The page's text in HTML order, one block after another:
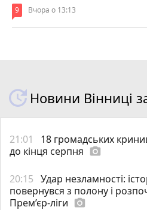
9 Вчора о 13:13
Новини Вінниці
21:01
18 громадських
до кінця серпня photo_camera
20:15 Удар незламності:
повернувся з полону і
Прем’єр-ліги photo_camera